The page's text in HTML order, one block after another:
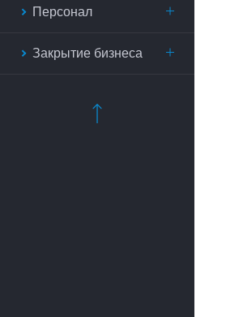
Персонал
Закрытие бизнеса